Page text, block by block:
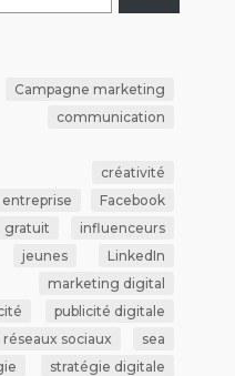
Campagne marketing
communication
créativité
entreprise
Facebook
gratuit
influenceurs
jeunes
LinkedIn
marketing digital
publicité digitale
réseaux sociaux
sea
stratégie digitale